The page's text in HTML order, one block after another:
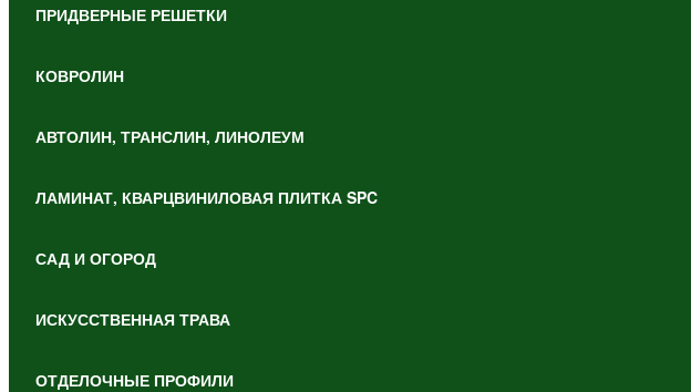
ПРИДВЕРНЫЕ РЕШЕТКИ
КОВРОЛИН
АВТОЛИН, ТРАНСЛИН, ЛИНОЛЕУМ
ЛАМИНАТ, КВАРЦВИНИЛОВАЯ ПЛИТКА SPC
САД И ОГОРОД
ИСКУССТВЕННАЯ ТРАВА
ОТДЕЛОЧНЫЕ ПРОФИЛИ